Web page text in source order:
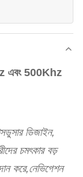
এবং 500Khz
ডিজাইন,
চমৎকার বড়
করে,নেভিগেশন